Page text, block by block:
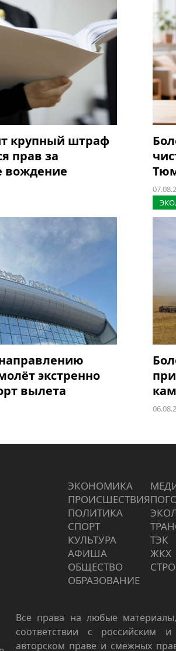
крупный штраф
прав за
вождение
экстренно
вылета
ЭКОНОМИКА
ПРОИCШЕСТВИЯ
ПОЛИТИКА
СПОРТ
КУЛЬТУРА
АФИША
ОБЩЕСТВО
ОБРАЗОВАНИЕ
ТЭК
ЖКХ
Все права на любые
соответствии с российским
авторском праве и смежных